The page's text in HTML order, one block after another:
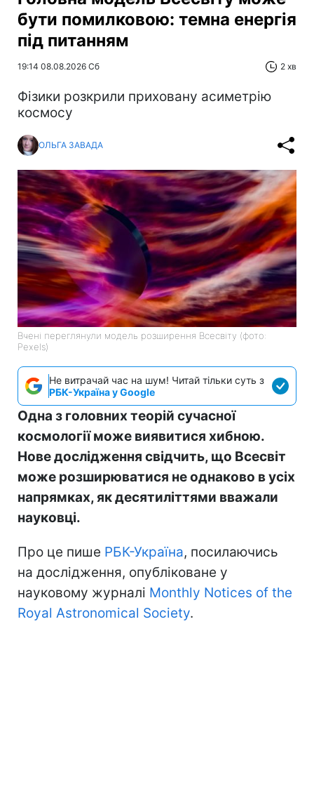
бути помилковою: темна енергія
під питанням
19:14 08.08.2026 Сб 2 хв
Фізики розкрили приховану асиметрію
космосу
ОЛЬГА ЗАВАДА
Вчені переглянули модель розширення Всесвіту (фото:
Pexels)
Не витрачай час на шум! Читай тільки суть з
РБК-Україна у Google
Одна з головних теорій сучасної
космології може виявитися хибною.
Нове дослідження свідчить, що Всесвіт
може розширюватися не однаково в усіх
напрямках, як десятиліттями вважали
науковці.
Про це пише РБК-Україна, посилаючись
на дослідження, опубліковане у
науковому журналі Monthly Notices of the
Royal Astronomical Society.